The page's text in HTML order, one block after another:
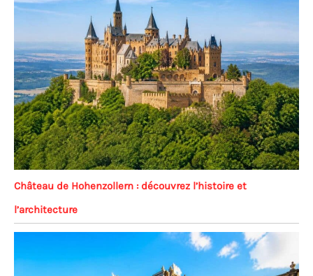
Château de Hohenzollern : découvrez l’histoire et
l’architecture